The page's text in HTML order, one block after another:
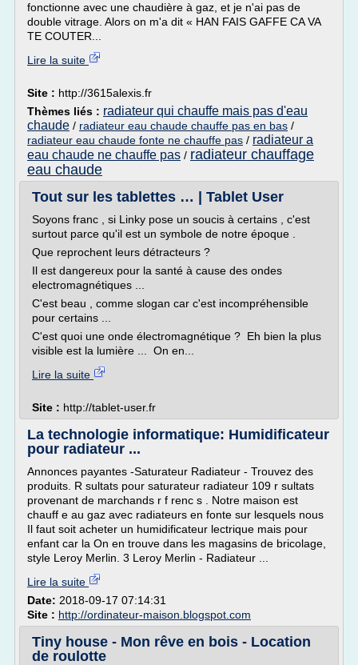
fonctionne avec une chaudière à gaz, et je n'ai pas de
double vitrage. Alors on m'a dit « HAN FAIS GAFFE CA VA
TE COUTER...
Lire la suite
Site : http://3615alexis.fr
Thèmes liés : radiateur qui chauffe mais pas d'eau
chaude / radiateur eau chaude chauffe pas en bas /
radiateur eau chaude fonte ne chauffe pas / radiateur a
eau chaude ne chauffe pas / radiateur chauffage
eau chaude
Tout sur les tablettes … | Tablet User
Soyons franc , si Linky pose un soucis à certains , c'est
surtout parce qu'il est un symbole de notre époque .
Que reprochent leurs détracteurs ?
Il est dangereux pour la santé à cause des ondes
electromagnétiques ...
C'est beau , comme slogan car c'est incompréhensible
pour certains ...
C'est quoi une onde électromagnétique ? Eh bien la plus
visible est la lumière ... On en...
Lire la suite
Site : http://tablet-user.fr
La technologie informatique: Humidificateur
pour radiateur ...
Annonces payantes -Saturateur Radiateur - Trouvez des
produits. R sultats pour saturateur radiateur 109 r sultats
provenant de marchands r f renc s . Notre maison est
chauff e au gaz avec radiateurs en fonte sur lesquels nous
Il faut soit acheter un humidificateur lectrique mais pour
enfant car la On en trouve dans les magasins de bricolage,
style Leroy Merlin. 3 Leroy Merlin - Radiateur ...
Lire la suite
Date: 2018-09-17 07:14:31
Site : http://ordinateur-maison.blogspot.com
Tiny house - Mon rêve en bois - Location
de roulotte